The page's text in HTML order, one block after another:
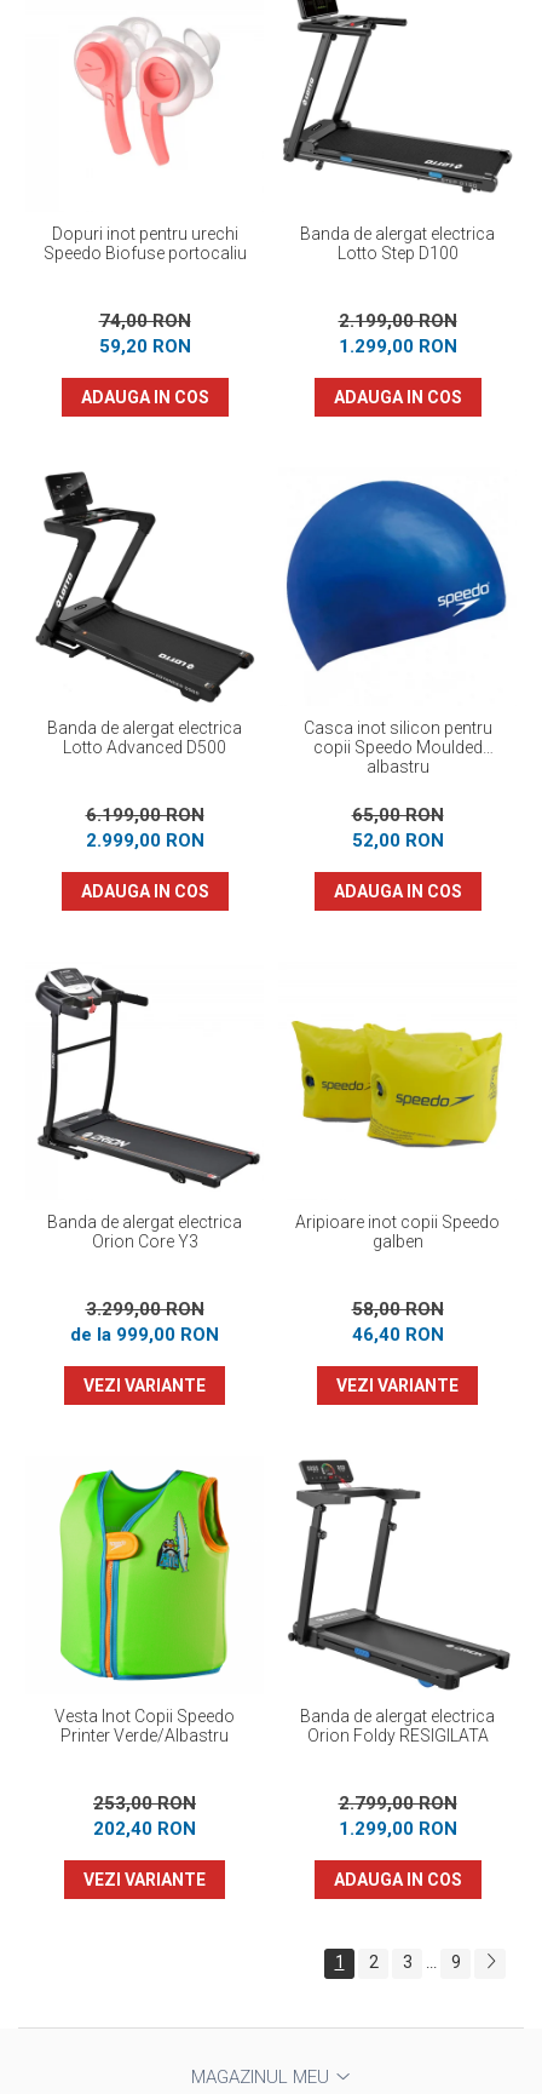
Dopuri inot pentru urechi
Speedo Biofuse portocaliu
74,00 RON
59,20 RON
ADAUGA IN COS
Banda de alergat electrica
Lotto Step D100
2.199,00 RON
1.299,00 RON
ADAUGA IN COS
Banda de alergat electrica
Lotto Advanced D500
6.199,00 RON
2.999,00 RON
ADAUGA IN COS
Casca inot silicon pentru
copii Speedo Moulded
albastru
65,00 RON
52,00 RON
ADAUGA IN COS
Banda de alergat electrica
Orion Core Y3
3.299,00 RON
de la 999,00 RON
VEZI VARIANTE
Aripioare inot copii Speedo
galben
58,00 RON
46,40 RON
VEZI VARIANTE
Vesta Inot Copii Speedo
Printer Verde/Albastru
253,00 RON
202,40 RON
VEZI VARIANTE
Banda de alergat electrica
Orion Foldy RESIGILATA
2.799,00 RON
1.299,00 RON
ADAUGA IN COS
1 2 3 ... 9
MAGAZINUL MEU